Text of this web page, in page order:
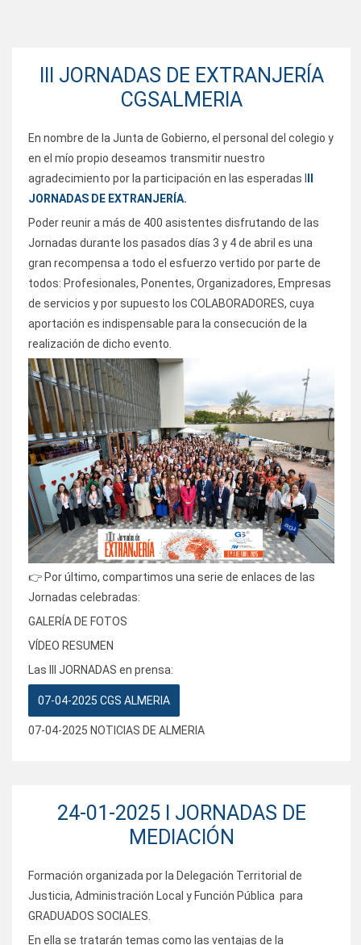
III JORNADAS DE EXTRANJERÍA
CGSALMERIA
En nombre de la Junta de Gobierno, el personal del colegio y
en el mío propio deseamos transmitir nuestro
agradecimiento por la participación en las esperadas I
JORNADAS DE EXTRANJERÍA.
Poder reunir a más de 400 asistentes disfrutando de las
Jornadas durante los pasados días 3 y 4 de abril es una
gran recompensa a todo el esfuerzo vertido por parte de
todos: Profesionales, Ponentes, Organizadores, Empresas
de servicios y por supuesto los COLABORADORES, cuya
aportación es indispensable para la consecución de la
realización de dicho evento.
👉 Por último, compartimos una serie de enlaces de las
Jornadas celebradas:
GALERÍA DE FOTOS
VÍDEO RESUMEN
Las III JORNADAS en prensa:
07-04-2025 CGS ALMERIA
07-04-2025 NOTICIAS DE ALMERIA
24-01-2025 I JORNADAS DE
MEDIACIÓN
Formación organizada por la Delegación Territorial de
Justicia, Administración Local y Función Pública para
GRADUADOS SOCIALES.
En ella se tratarán temas como las ventajas de la